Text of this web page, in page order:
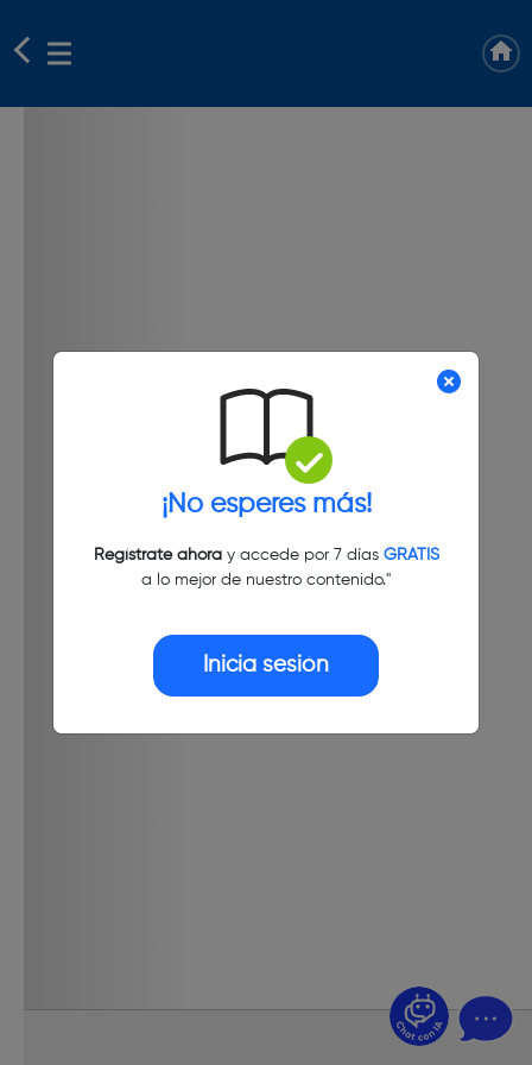
¡No esperes más!
Regístrate ahoray accede por 7 días GRATIS
a lo mejor de nuestro contenido."
Inicia sesión